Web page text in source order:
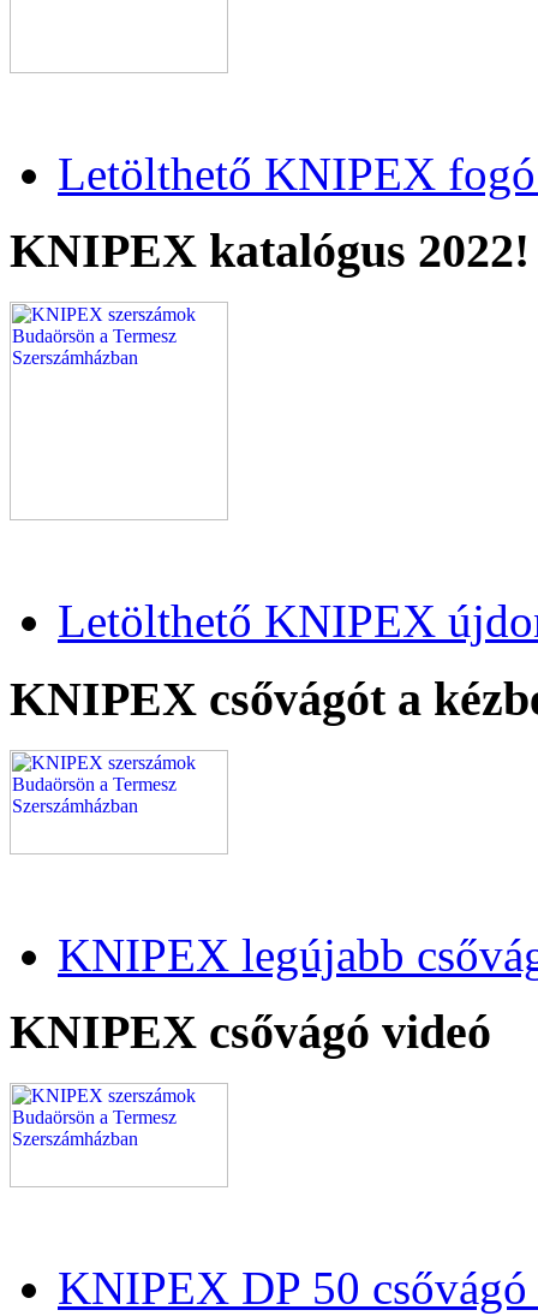
Letölthető KNIPEX fogó
KNIPEX katalógus 2022!
Letölthető KNIPEX
KNIPEX csővágót a
KNIPEX legújabb
KNIPEX csővágó videó
KNIPEX DP 50